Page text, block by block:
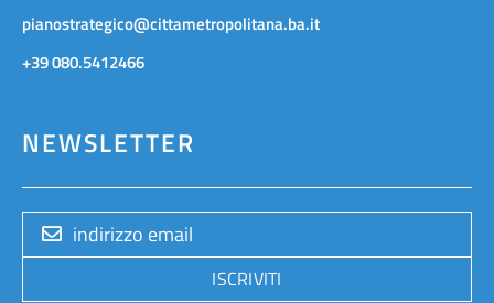
pianostrategico@cittametropolitana.ba.it
+39 080.5412466
NEWSLETTER
ISCRIVITI